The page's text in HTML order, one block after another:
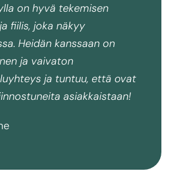
on hyvä tekemisen
fiilis, joka näkyy
Heidän kanssaan on
ja vaivaton
ja tuntuu, että ovat
asiakkaistaan!